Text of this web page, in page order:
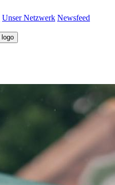
Unser Netzwerk Newsfeed